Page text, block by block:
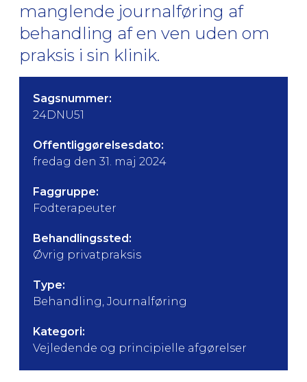
manglende journalføring af
behandling af en ven uden om
praksis i sin klinik.
Sagsnummer:
24DNU51
Offentliggørelsesdato:
fredag den 31. maj 2024
Faggruppe:
Fodterapeuter
Behandlingssted:
Øvrig privatpraksis
Type:
Behandling, Journalføring
Kategori:
Vejledende og principielle afgørelser